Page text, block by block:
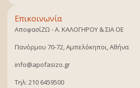
Επικοινωνία
ΑποφασίΖΩ - Α. ΚΑΛΟΓΗΡΟΥ & ΣΙΑ ΟΕ
Πανόρμου 70-72, Αμπελόκηποι, Αθήνα
info@apofasizo.gr
Τηλ: 210 6459500